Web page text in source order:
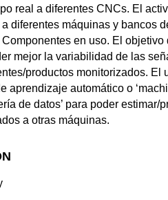
real a diferentes CNCs. El
diferentes máquinas y bancos
en uso. El
mejor la variabilidad de las
productos monitorizados. El
aprendizaje automático o
de datos’ para poder
a otras máquinas.